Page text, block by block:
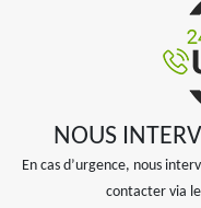
NOUS
En cas d’urgence, nous
contacter via